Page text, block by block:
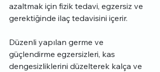
azaltmak için fizik tedavi, egzersiz ve
gerektiğinde ilaç tedavisini içerir.
Düzenli yapılan germe ve
güçlendirme egzersizleri, kas
dengesizliklerini düzelterek kalça ve